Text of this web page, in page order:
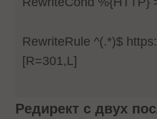
RewriteRule ^(.*)$
[R=301,L]
Редирект с двух